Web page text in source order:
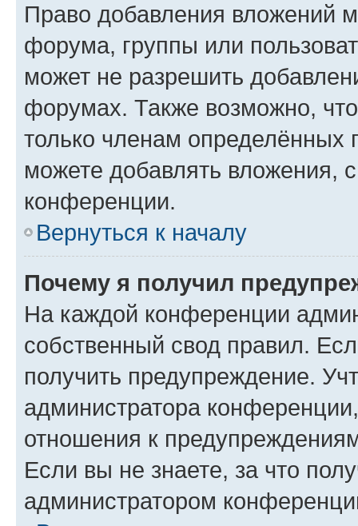
Право добавления вложений
форума, группы или
может не разрешить
форумах. Также возможно,
только членам определённых
можете добавлять вложения,
конференции.
Вернуться к началу
Почему я получил
На каждой конференции
собственный свод правил.
получить предупреждение.
администратора
отношения к
Если вы не знаете, за что
администратором